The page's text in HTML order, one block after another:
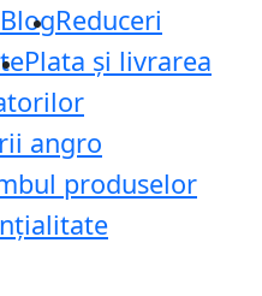
BlogReduceri
Plata și livrarea
angro
produselor